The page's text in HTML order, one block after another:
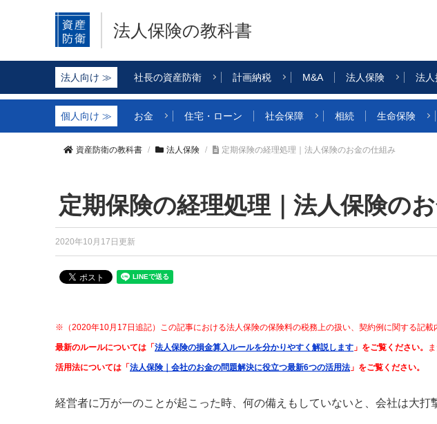
法人保険の教科書
社長の資産防衛 計画納税 M&A 法人保険 法人
お金 住宅・ローン 社会保障 相続 生命保険
資産防衛の教科書 法人保険 定期保険の経理処理｜法人保険のお金の仕組み
定期保険の経理処理｜法人保険の
2020年10月17日更新
※（2020年10月17日追記）この記事における法人保険の保険料の税務上の扱い、契約例に関する記載
最新のルールについては「 法人保険の損金算入ルールを分かりやすく解説します 」をご覧ください。
活用法については「 法人保険｜会社のお金の問題解決に役立つ最新6つの活用法 」をご覧ください。
経営者に万が一のことが起こった時、何の備えもしていないと、会社は大打